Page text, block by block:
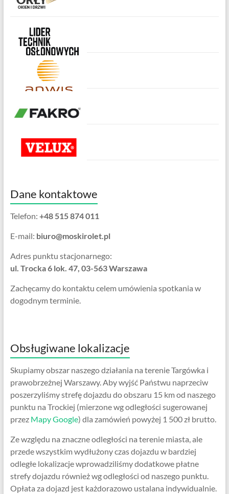
Dane kontaktowe
Telefon: +48 515 874 011
E-mail: biuro@moskirolet.pl
Adres punktu stacjonarnego:
ul. Trocka 6 lok. 47, 03-563 Warszawa
Zachęcamy do kontaktu celem umówienia spotkania w
dogodnym terminie.
Obsługiwane lokalizacje
Skupiamy obszar naszego działania na terenie Targówka i
prawobrzeżnej Warszawy. Aby wyjść Państwu naprzeciw
poszerzyliśmy strefę dojazdu do obszaru 15 km od naszego
punktu na Trockiej (mierzone wg odległości sugerowanej
przez Mapy Google) dla zamówień powyżej 1 500 zł brutto.
Ze względu na znaczne odległości na terenie miasta, ale
przede wszystkim wydłużony czas dojazdu w bardziej
odległe lokalizacje wprowadziliśmy dodatkowe płatne
strefy dojazdu również wg odległości od naszego punktu.
Opłata za dojazd jest każdorazowo ustalana indywidualnie.